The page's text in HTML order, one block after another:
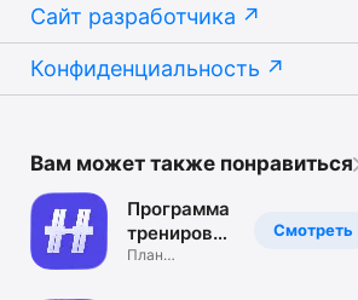
Сайт разработчика
Конфиденциальность
Вам может также понравиться
Смотреть
Программа
тренировок
- Hyper
План